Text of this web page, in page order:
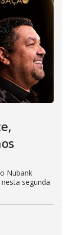
Nubank
segunda